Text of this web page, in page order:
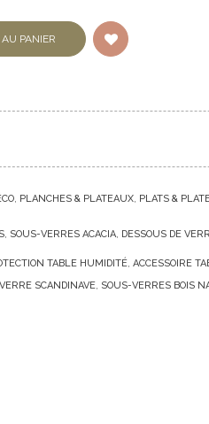
PANIER
PLANCHES & PLATEAUX PLATS &
SOUS-VERRES ACACIA DESSOUS DE
TABLE HUMIDITÉ ACCESSOIRE
SCANDINAVE SOUS-VERRES BOIS